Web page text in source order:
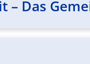
– Das